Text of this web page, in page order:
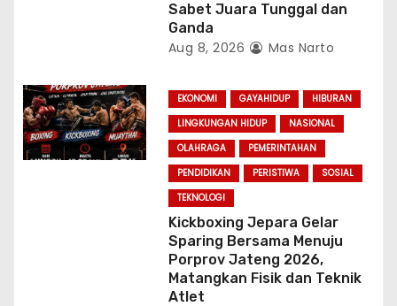
Sabet Juara Tunggal dan
Ganda
Aug 8, 2026 Mas Narto
EKONOMI GAYAHIDUP
HIBURAN
LINGKUNGAN HIDUP
NASIONAL
OLAHRAGA
PEMERINTAHAN
PENDIDIKAN
PERISTIWA
SOSIAL
TEKNOLOGI
Kickboxing Jepara Gelar
Sparing Bersama Menuju
Porprov Jateng 2026,
Matangkan Fisik dan Teknik
Atlet